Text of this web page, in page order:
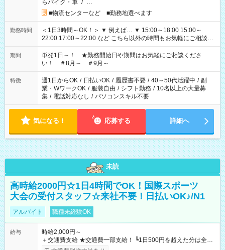
らバイク・車 / …
■物流センターなど ■勤務地選べます
勤務時間
＜1日3時間～OK！＞ ▼ 例えば… ▼ 15:00～18:00 15:00～
22:00 17:00～22:00 など こちら以外の時間もお気軽にご相談く
ださい！
期間
単発1日～！ ★勤務開始日や期間はお気軽にご相談くださ
い！ ＃8月～ ＃9月～
特徴 週1日からOK / 日払いOK / 履歴書不要 / 40～50代活躍中 / 副
業・WワークOK / 服装自由 / シフト勤務 / 10名以上の大量募
集 / 電話対応なし / パソコンスキル不要
気になる！ 応募する 詳細へ
未読
高時給2000円☆1日4時間でOK！国際スポーツ
大会の受付スタッフ☆来社不要！日払いOK♪/N1
アルバイト 職種未経験OK
給与
時給2,000円～
＋交通費支給 ★交通費一部支給！ ┗1日500円を超えた分は全額
支給！ ※往復500円以内の方は自己負担となります ★日払い